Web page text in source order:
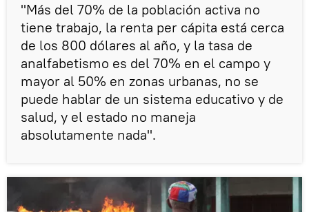
"Más del 70% de la población activa no
tiene trabajo, la renta per cápita está cerca
de los 800 dólares al año, y la tasa de
analfabetismo es del 70% en el campo y
mayor al 50% en zonas urbanas, no se
puede hablar de un sistema educativo y de
salud, y el estado no maneja
absolutamente nada".